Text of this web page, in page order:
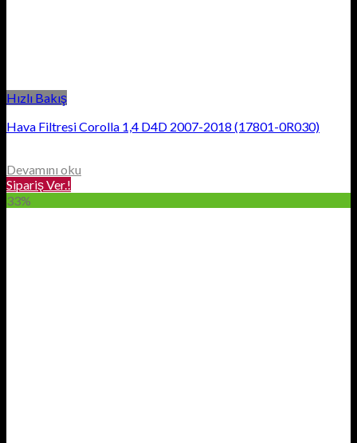
Hızlı Bakış
Hava Filtresi Corolla 1,4 D4D 2007-2018 (17801-0R030)
Devamını oku
Sipariş Ver.!
33%